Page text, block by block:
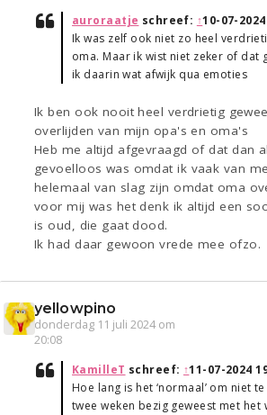
auroraatje schreef: ↑10-07-
Ik was zelf ook niet zo heel
oma. Maar ik wist niet zeker of dat
ik daarin wat afwijk qua emoties
Ik ben ook nooit heel verdrietig
overlijden van mijn opa's en oma's
Heb me altijd afgevraagd of dat dan
gevoelloos was omdat ik vaak van
helemaal van slag zijn omdat oma
voor mij was het denk ik altijd een
is oud, die gaat dood.
Ik had daar gewoon vrede mee ofzo.
yellowpino
donderdag 11 juli 2024 om
20:08
KamilleT schreef: ↑11-07-2024
Hoe lang is het ‘normaal’ om niet
twee weken bezig geweest met het